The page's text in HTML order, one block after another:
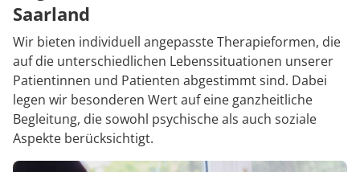
Saarland
Wir bieten individuell angepasste Therapieformen, die
auf die unterschiedlichen Lebenssituationen unserer
Patientinnen und Patienten abgestimmt sind. Dabei
legen wir besonderen Wert auf eine ganzheitliche
Begleitung, die sowohl psychische als auch soziale
Aspekte berücksichtigt.